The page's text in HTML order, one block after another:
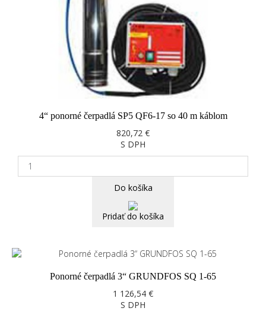
4“ ponorné čerpadlá SP5 QF6-17 so 40 m káblom
820,72 €
S DPH
Do košíka
Pridať do košíka
Ponorné čerpadlá 3“ GRUNDFOS SQ 1-65
1 126,54 €
S DPH